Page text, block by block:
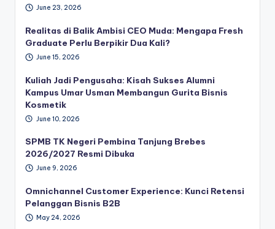
June 23, 2026
Realitas di Balik Ambisi CEO Muda: Mengapa Fresh
Graduate Perlu Berpikir Dua Kali?
June 15, 2026
Kuliah Jadi Pengusaha: Kisah Sukses Alumni
Kampus Umar Usman Membangun Gurita Bisnis
Kosmetik
June 10, 2026
SPMB TK Negeri Pembina Tanjung Brebes
2026/2027 Resmi Dibuka
June 9, 2026
Omnichannel Customer Experience: Kunci Retensi
Pelanggan Bisnis B2B
May 24, 2026